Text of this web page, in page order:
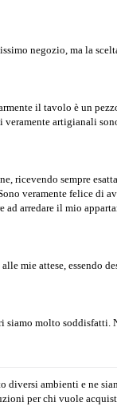
negozio, ma la
il tavolo è un
artigianali
ricevendo sempre
veramente felice di
ad arredare il mio
mie attese, essendo
molto soddisfatti.
diversi ambienti e ne
per chi vuole